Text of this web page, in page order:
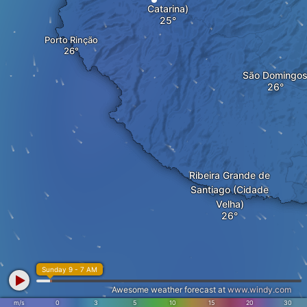
Catarina)
São Domingos
Porto Rinção
Ribeira Grande de
Santiago (Cidade
Velha)
m/s 0 3 5 10 15 20 30
Sunday 9 - 7 AM
Awesome weather forecast at www.windy.com